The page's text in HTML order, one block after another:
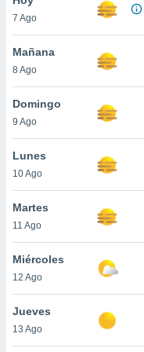
y
en
más
de
7 Ago
Mañana
8 Ago
Domingo
9 Ago
Lunes
10 Ago
Martes
11 Ago
Miércoles
12 Ago
Jueves
13 Ago